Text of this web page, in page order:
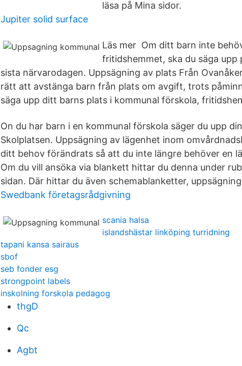
läsa på Mina sidor.
Jupiter solid surface
Läs mer Om ditt barn inte
fritidshemmet, ska du säga upp
sista närvarodagen. Uppsägning av plats Från
rätt att avstänga barn från plats om avgift, trots
säga upp ditt barns plats i kommunal förskola,
On du har barn i en kommunal förskola säger du upp
Skolplatsen. Uppsägning av lägenhet inom
ditt behov förändrats så att du inte längre behöver en
Om du vill ansöka via blankett hittar du denna under
sidan. Där hittar du även schemablanketter,
Swedbank företagsrådgivning
scania halsa
islandshästar linköping turridning
tapani kansa sairaus
sbof
seb fonder esg
strongpoint labels
inskolning forskola pedagog
thgD
Qc
Agbt